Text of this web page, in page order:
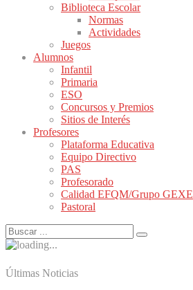
Biblioteca Escolar
Normas
Actividades
Juegos
Alumnos
Infantil
Primaria
ESO
Concursos y Premios
Sitios de Interés
Profesores
Plataforma Educativa
Equipo Directivo
PAS
Profesorado
Calidad EFQM/Grupo GEXE
Pastoral
Últimas Noticias